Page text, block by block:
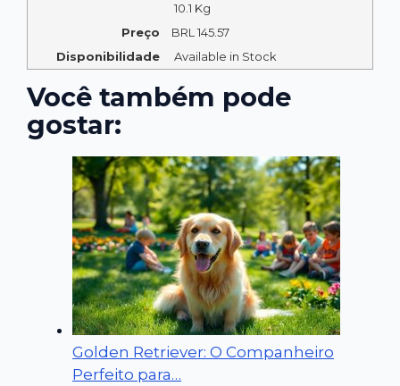
10.1 Kg
Preço
BRL 145.57
Disponibilidade
Available in Stock
Você também pode
gostar:
Golden Retriever: O Companheiro
Perfeito para…